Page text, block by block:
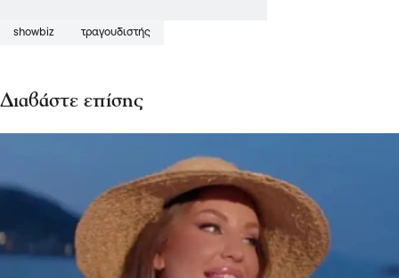
showbiz τραγουδιστής
Διαβάστε επίσης